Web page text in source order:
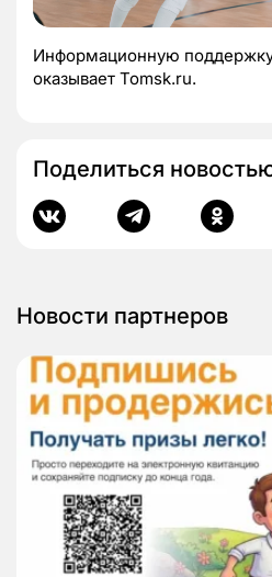
Информационную
оказывает Tomsk.ru.
Поделиться
Новости партнеров